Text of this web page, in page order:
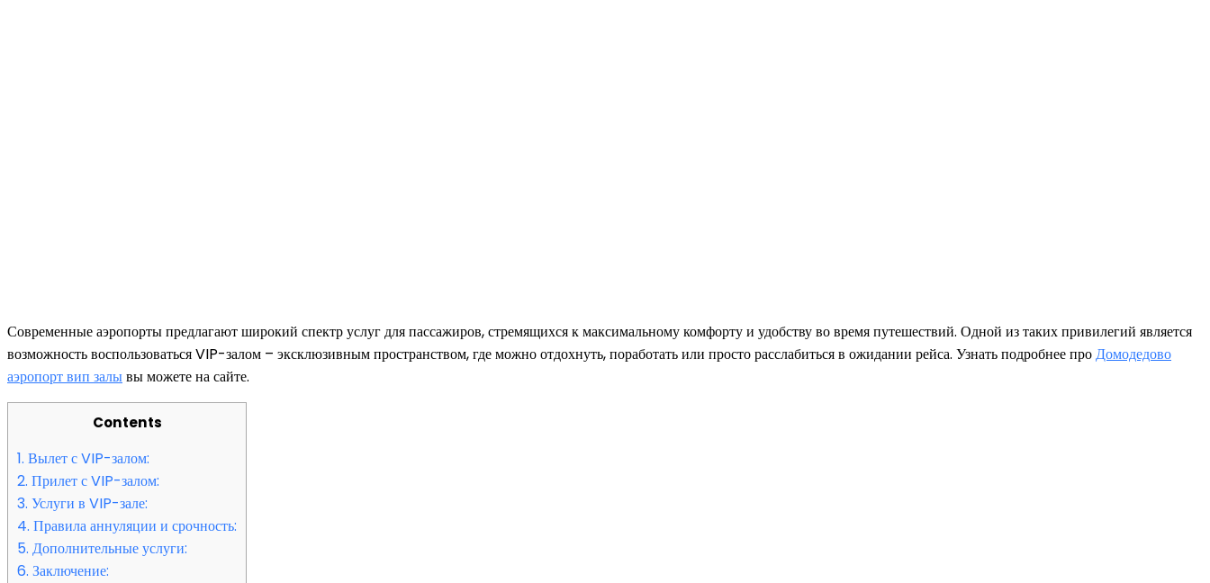
Современные аэропорты предлагают широкий спектр услуг для пассажиров, стремящихся к максимальному комфорту и удобству во время путешествий. Одной из таких привилегий является
возможность воспользоваться VIP-залом – эксклюзивным пространством, где можно отдохнуть, поработать или просто расслабиться в ожидании рейса. Узнать подробнее проДомодедово
аэропорт вип залывы можете на сайте.
Contents
1. Вылет с VIP-залом:
2. Прилет с VIP-залом:
3. Услуги в VIP-зале:
4. Правила аннуляции и срочность:
5. Дополнительные услуги:
6. Заключение: